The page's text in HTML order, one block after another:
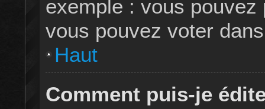
exemple : vous
vous pouvez voter
Haut
Comment puis-je